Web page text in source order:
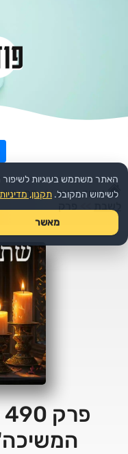
עמוד הבית >> דת
האתר משתמש בעוגיות
לשימוש המקובל. תקנון,
מאשר